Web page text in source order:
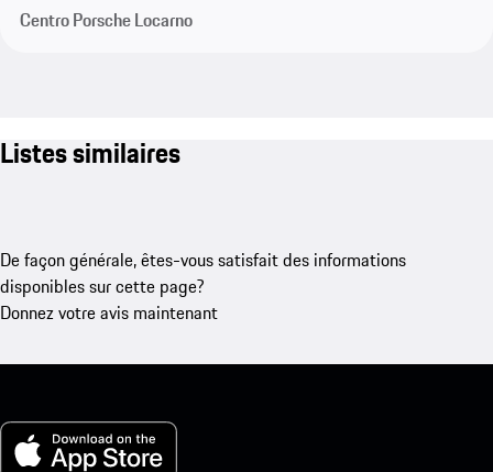
Centro Porsche Locarno
Listes similaires
De façon générale, êtes-vous satisfait des informations
disponibles sur cette page?
Donnez votre avis maintenant